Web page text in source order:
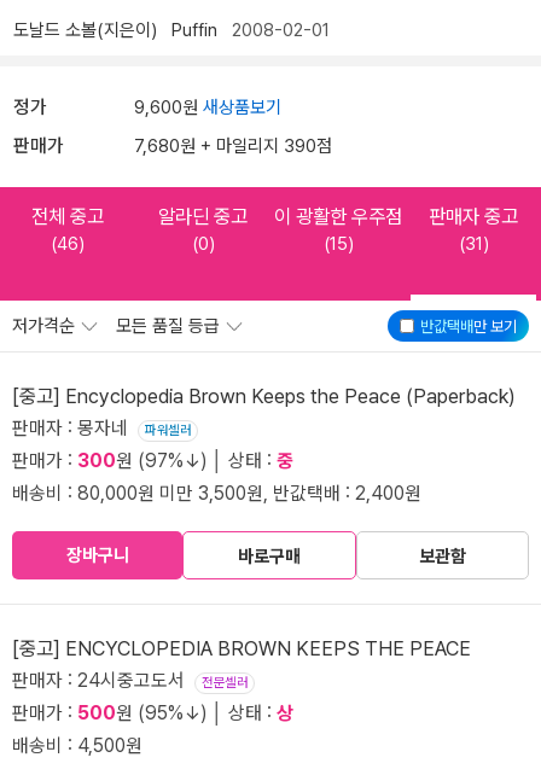
도날드 소볼(지은이) Puffin 2008-02-01
정가 9,600원 새상품보기
판매가 7,680원 + 마일리지 390점
전체 중고
(46)
알라딘 중고
(0)
이 광활한 우주점
(15)
판매자 중고
(31)
반값택배만 보기
저가격순 모든 품질 등급
[중고] Encyclopedia Brown Keeps the Peace (Paperback)
판매자 : 몽자네 파워셀러
판매가 : 300원 (97%↓) │ 상태 : 중
배송비 : 80,000원 미만 3,500원, 반값택배 : 2,400원
장바구니 바로구매 보관함
[중고] ENCYCLOPEDIA BROWN KEEPS THE PEACE
판매자 : 24시중고도서 전문셀러
판매가 : 500원 (95%↓) │ 상태 : 상
배송비 : 4,500원